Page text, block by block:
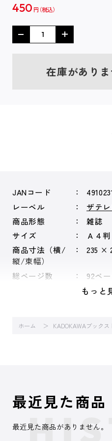
450 円
在庫があり
JANコード
レーベル
ザテ
商品形態
雑誌
サイズ
Ａ４
商品寸法（横/
縦/束幅）
235 ×
総ページ数 92ペ
もっと
ホーム KADOKAWAブックス
最近見た商品
最近見た商品がありません。